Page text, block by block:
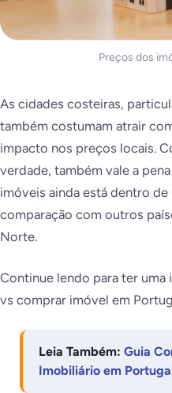
Preços dos
As cidades costeiras,
também costumam atrair
impacto nos preços locais.
verdade, também vale a
imóveis ainda está dentro de
comparação com outros
Norte.
Continue lendo para ter
vs comprar imóvel em
Leia Também: Guia
Imobiliário em